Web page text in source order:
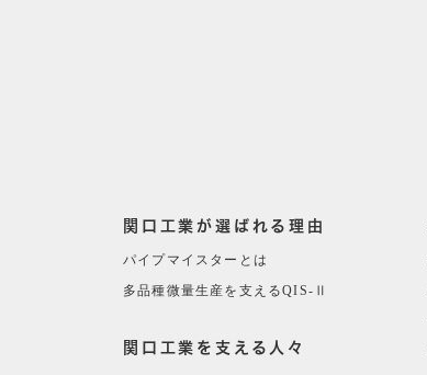
関口工業が選ばれる理由
パイプマイスターとは
多品種微量生産を支えるQIS-Ⅱ
関口工業を支える人々